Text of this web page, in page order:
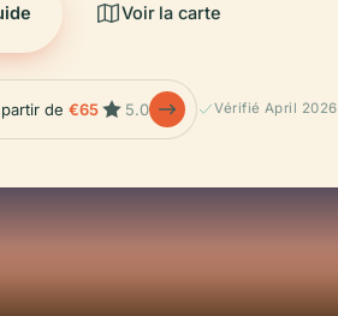
Voir la carte
partir de€65 5.0 Vérifié April 2026